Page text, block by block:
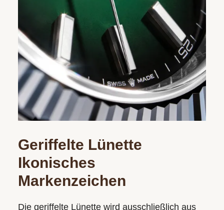
Geriffelte Lünette
Ikonisches
Markenzeichen
Die geriffelte Lünette wird ausschließlich aus